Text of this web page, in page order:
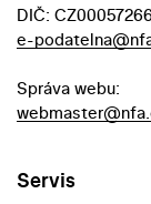
DIČ:
e-
Správa webu:
Servis